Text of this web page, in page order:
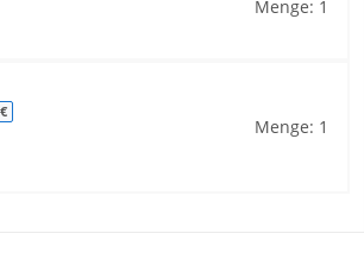
Menge: 1
Menge: 1